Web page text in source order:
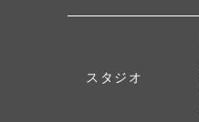
スタジオ